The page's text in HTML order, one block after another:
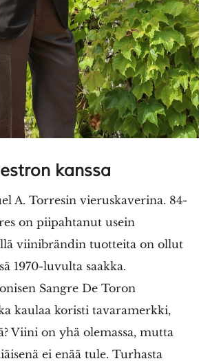
kanssa
A. Torresin vieruskaverina. 84-
on piipahtanut usein
viinibrändin tuotteita on ollut
1970-luvulta saakka.
Sangre De Toron
kaulaa koristi tavaramerkki,
Viini on yhä olemassa, mutta
ei enää tule. Turhasta